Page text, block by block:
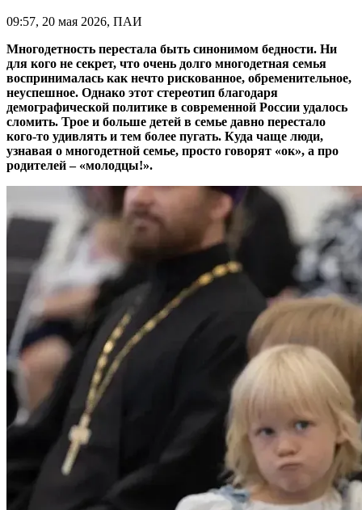
09:57, 20 мая 2026, ПАИ
Многодетность перестала быть синонимом бедности. Ни
для кого не секрет, что очень долго многодетная семья
воспринималась как нечто рискованное, обременительное,
неуспешное. Однако этот стереотип благодаря
демографической политике в современной России удалось
сломить. Трое и больше детей в семье давно перестало
кого-то удивлять и тем более пугать. Куда чаще люди,
узнавая о многодетной семье, просто говорят «ок», а про
родителей – «молодцы!».